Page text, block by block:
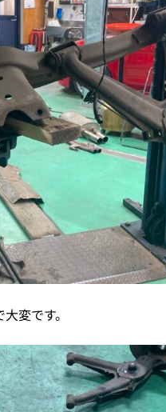
変です。